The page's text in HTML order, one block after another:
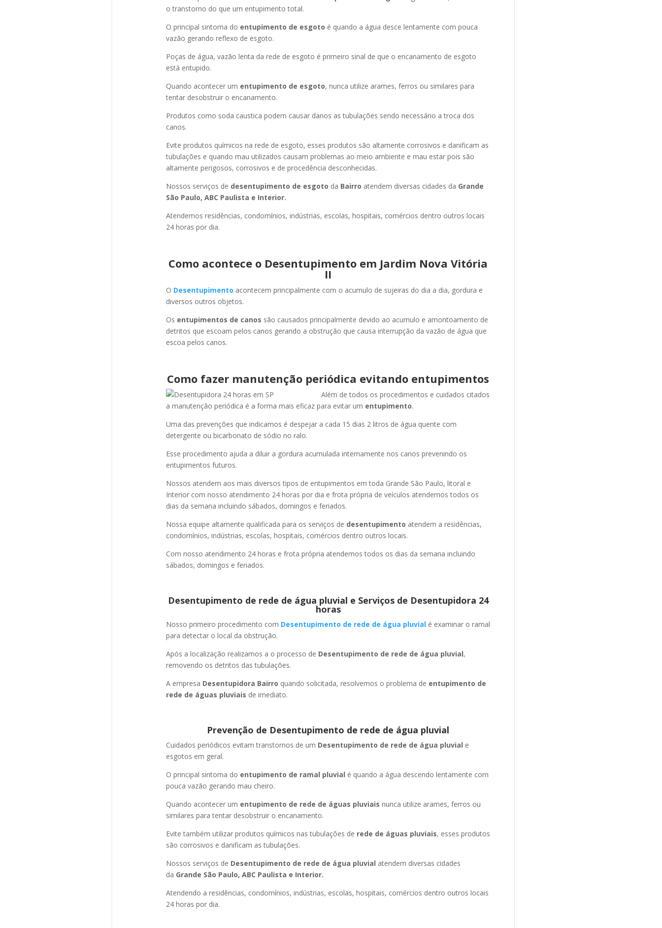
o transtorno do que um entupimento total.
O principal sintoma do entupimento de esgoto é quando a água desce lentamente com pouca
vazão gerando reflexo de esgoto.
Poças de água, vazão lenta da rede de esgoto é primeiro sinal de que o encanamento de esgoto
está entupido.
Quando acontecer um entupimento de esgoto, nunca utilize arames, ferros ou similares para
tentar desobstruir o encanamento.
Produtos como soda caustica podem causar danos as tubulações sendo necessário a troca dos
canos.
Evite produtos químicos na rede de esgoto, esses produtos são altamente corrosivos e danificam as
tubulações e quando mau utilizados causam problemas ao meio ambiente e mau estar pois são
altamente perigosos, corrosivos e de procedência desconhecidas.
Nossos serviços de desentupimento de esgoto da Bairro atendem diversas cidades da Grande
São Paulo, ABC Paulista e Interior.
Atendemos residências, condomínios, indústrias, escolas, hospitais, comércios dentro outros locais
24 horas por dia.
Como acontece o Desentupimento em Jardim Nova Vitória
II
O Desentupimento acontecem principalmente com o acumulo de sujeiras do dia a dia, gordura e
diversos outros objetos.
Os entupimentos de canos são causados principalmente devido ao acumulo e amontoamento de
detritos que escoam pelos canos gerando a obstrução que causa interrupção da vazão de água que
escoa pelos canos.
Como fazer manutenção periódica evitando entupimentos
Além de todos os procedimentos e cuidados citados
a manutenção periódica é a forma mais eficaz para evitar um entupimento.
Uma das prevenções que indicamos é despejar a cada 15 dias 2 litros de água quente com
detergente ou bicarbonato de sódio no ralo.
Esse procedimento ajuda a diluir a gordura acumulada internamente nos canos prevenindo os
entupimentos futuros.
Nossos atendem aos mais diversos tipos de entupimentos em toda Grande São Paulo, litoral e
Interior com nosso atendimento 24 horas por dia e frota própria de veículos atendemos todos os
dias da semana incluindo sábados, domingos e feriados.
Nossa equipe altamente qualificada para os serviços de desentupimento atendem a residências,
condomínios, indústrias, escolas, hospitais, comércios dentro outros locais.
Com nosso atendimento 24 horas e frota própria atendemos todos os dias da semana incluindo
sábados, domingos e feriados.
Desentupimento de rede de água pluvial e Serviços de Desentupidora 24
horas
Nosso primeiro procedimento com Desentupimento de rede de água pluvialé examinar o ramal
para detectar o local da obstrução.
Após a localização realizamos a o processo de Desentupimento de rede de água pluvial,
removendo os detritos das tubulações.
A empresa Desentupidora Bairro quando solicitada, resolvemos o problema de entupimento de
rede de águas pluviais de imediato.
Prevenção de Desentupimento de rede de água pluvial
Cuidados periódicos evitam transtornos de um Desentupimento de rede de água pluvial e
esgotos em geral.
O principal sintoma do entupimento de ramal pluvial é quando a água descendo lentamente com
pouca vazão gerando mau cheiro.
Quando acontecer um entupimento de rede de águas pluviais nunca utilize arames, ferros ou
similares para tentar desobstruir o encanamento.
Evite também utilizar produtos químicos nas tubulações de rede de águas pluviais, esses produtos
são corrosivos e danificam as tubulações.
Nossos serviços de Desentupimento de rede de água pluvial atendem diversas cidades
da Grande São Paulo, ABC Paulista e Interior.
Atendendo a residências, condomínios, indústrias, escolas, hospitais, comércios dentro outros locais
24 horas por dia.